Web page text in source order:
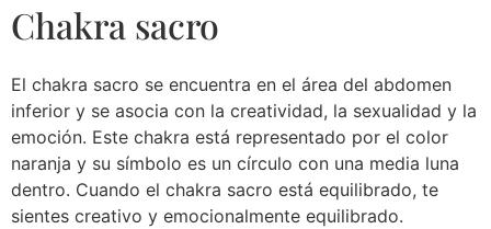
Chakra sacro
El chakra sacro se encuentra en el área del abdomen
inferior y se asocia con la creatividad, la sexualidad y la
emoción. Este chakra está representado por el color
naranja y su símbolo es un círculo con una media luna
dentro. Cuando el chakra sacro está equilibrado, te
sientes creativo y emocionalmente equilibrado.